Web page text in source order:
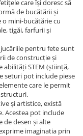
care își doresc să
de bucătării și
o mini-bucătărie cu
tigăi, farfurii și
pentru fete sunt
de construcție și
abilități STEM (știință,
seturi pot include piese
care le permit
structuri.
și artistice, există
Acestea pot include
de desen și alte
imaginatia prin